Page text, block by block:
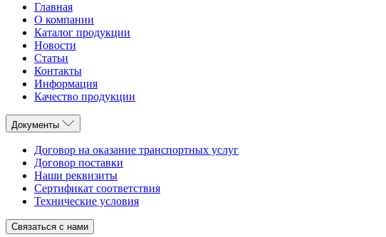
Главная
О компании
Каталог продукции
Новости
Статьи
Контакты
Информация
Качество продукции
Документы
Договор на оказание транспортных услуг
Договор поставки
Наши реквизиты
Сертификат соответствия
Технические условия
Связаться с нами